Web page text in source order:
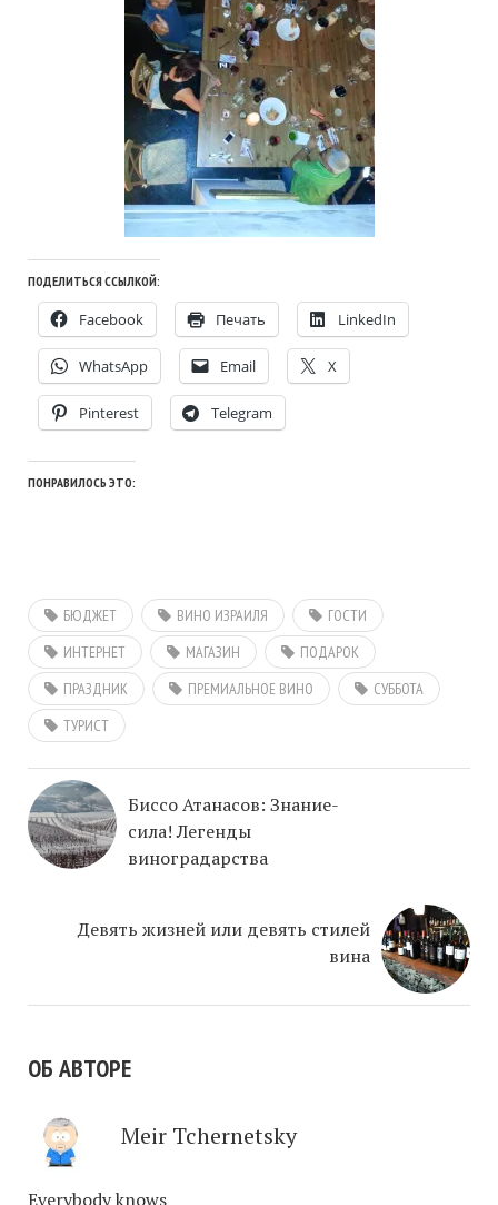
ПОДЕЛИТЬСЯ ССЫЛКОЙ:
Facebook Печать LinkedIn
WhatsApp Email X
Pinterest Telegram
ПОНРАВИЛОСЬ ЭТО:
БЮДЖЕТ ВИНО ИЗРАИЛЯ
ГОСТИ
ИНТЕРНЕТ
МАГАЗИН
ПОДАРОК
ПРАЗДНИК
ПРЕМИАЛЬНОЕ ВИНО
СУББОТА
ТУРИСТ
Биссо Атанасов: Знание-
сила! Легенды
виноградарства
Девять жизней или девять стилей
вина
ОБ АВТОРЕ
Meir Tchernetsky
Everybody knows